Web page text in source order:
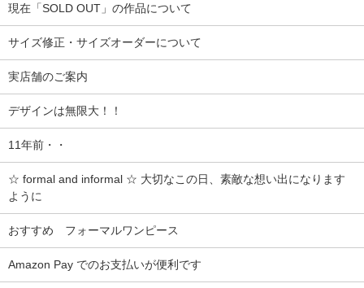
現在「SOLD OUT」の作品について
サイズ修正・サイズオーダーについて
実店舗のご案内
デザインは無限大！！
11年前・・
☆ formal and informal ☆ 大切なこの日、素敵な想い出になります
ように
おすすめ フォーマルワンピース
Amazon Pay でのお支払いが便利です